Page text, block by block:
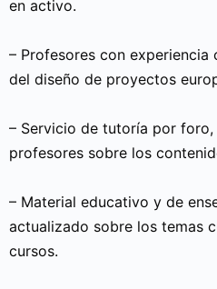
en activo.
– Profesores con
del diseño de proyectos
– Servicio de tutoría por
profesores sobre los
– Material educativo y de
actualizado sobre los temas
cursos.